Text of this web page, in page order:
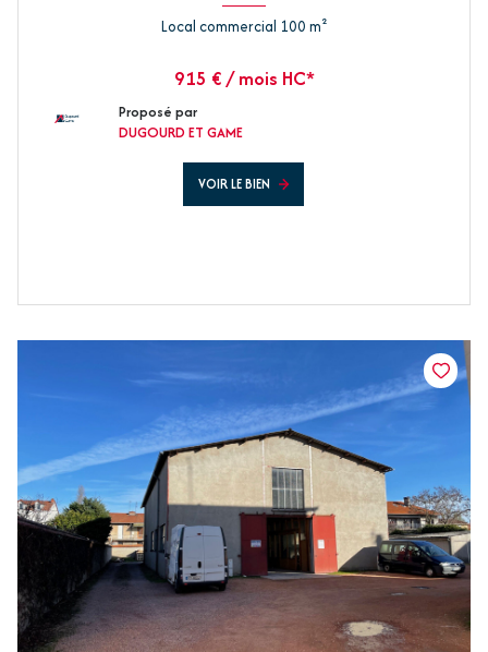
Local commercial 100 m²
915 € / mois HC*
Proposé par
DUGOURD ET GAME
VOIR LE BIEN